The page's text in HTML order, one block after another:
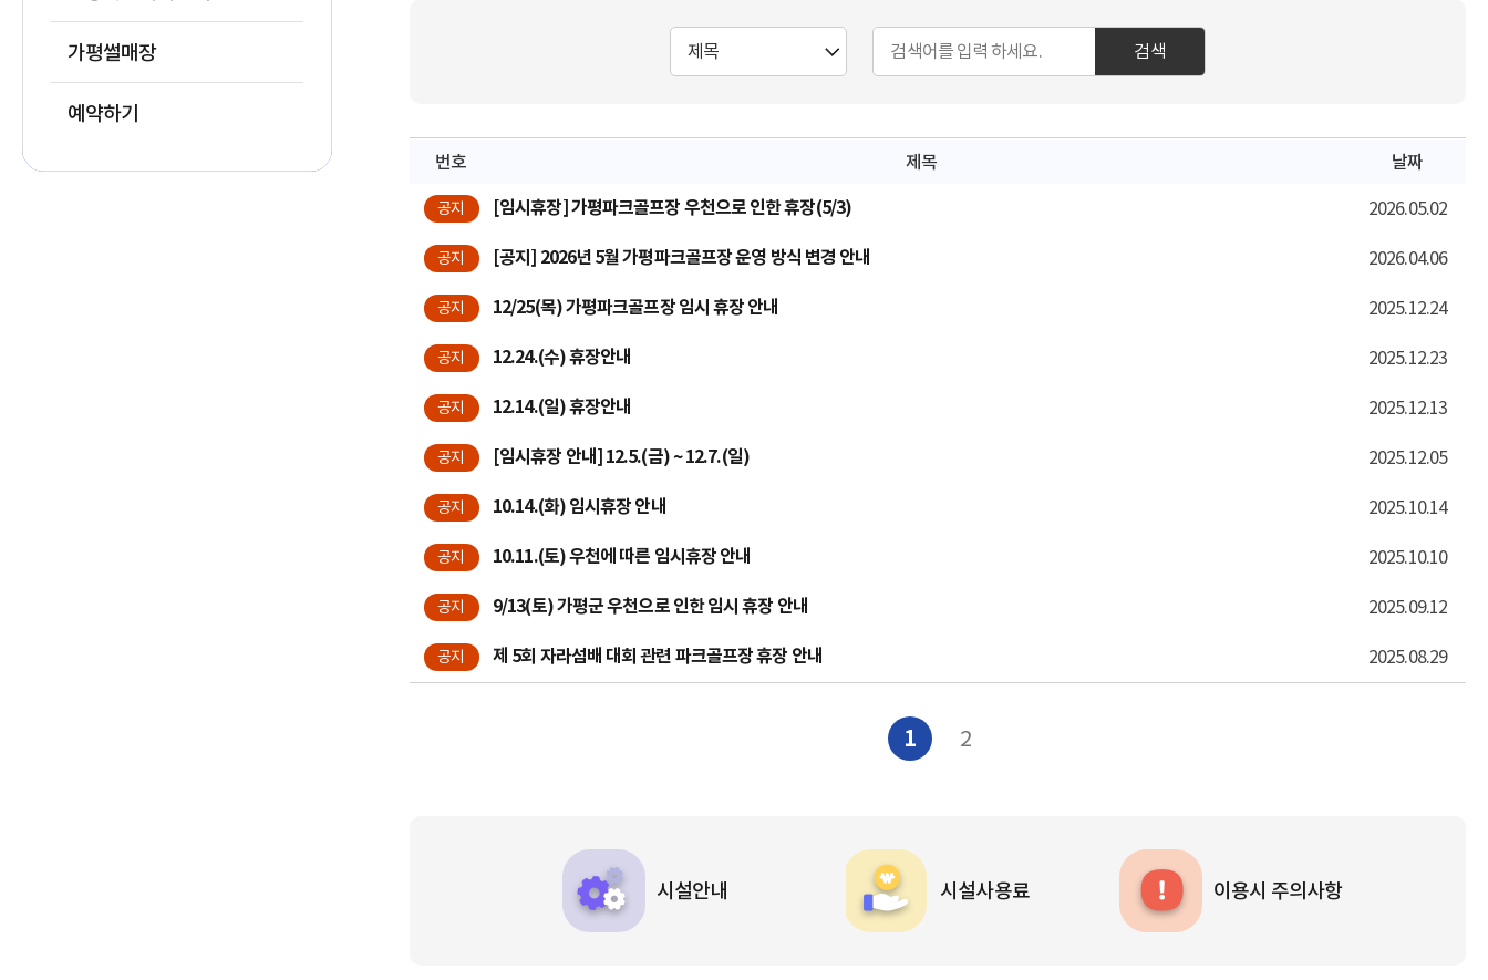
가평썰매장
예약하기
검색
번호 제목 날짜
공지 [임시휴장] 가평파크골프장 우천으로 인한 휴장(5/3) 2026.05.02
공지 [공지] 2026년 5월 가평파크골프장 운영 방식 변경 안내 2026.04.06
공지 12/25(목) 가평파크골프장 임시 휴장 안내 2025.12.24
공지 12.24.(수) 휴장안내 2025.12.23
공지 12.14.(일) 휴장안내 2025.12.13
공지 [임시휴장 안내] 12.5.(금) ~ 12.7.(일) 2025.12.05
공지 10.14.(화) 임시휴장 안내 2025.10.14
공지 10.11.(토) 우천에 따른 임시휴장 안내 2025.10.10
공지 9/13(토) 가평군 우천으로 인한 임시 휴장 안내 2025.09.12
공지 제 5회 자라섬배 대회 관련 파크골프장 휴장 안내 2025.08.29
1 2
시설안내 시설사용료 이용시 주의사항